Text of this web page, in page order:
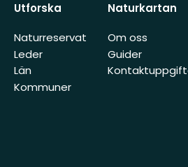
Utforska
Naturreservat
Leder
Län
Kommuner
Naturkartan
Om oss
Guider